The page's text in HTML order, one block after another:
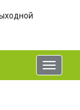
Toggle